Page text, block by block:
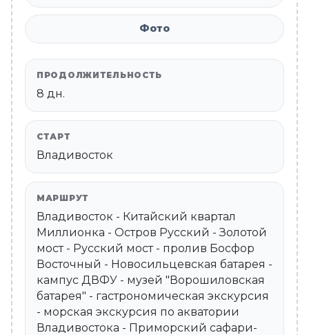
Фото
ПРОДОЛЖИТЕЛЬНОСТЬ
8 дн.
СТАРТ
Владивосток
МАРШРУТ
Владивосток - Китайский квартал
Миллионка - Остров Русский - Золотой
мост - Русский мост - пролив Босфор
Восточный - Новосильцевская батарея -
кампус ДВФУ - музей "Ворошиловская
батарея" - гастрономическая экскурсия
- морская экскурсия по акватории
Владивостока - Приморский сафари-